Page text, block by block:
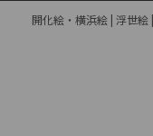
開化絵・横浜絵 | 浮世